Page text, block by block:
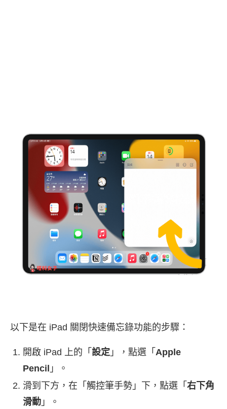
以下是在 iPad 關閉快速備忘錄功能的步驟：
開啟 iPad 上的「 設定 」，點選「 Apple
Pencil 」。
滑到下方，在「觸控筆手勢」下，點選「 右下角
滑動 」。